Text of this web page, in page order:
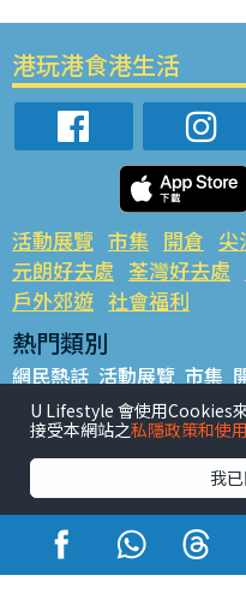
港玩港食港生活
活動展覽 市集 開倉 尖
元朗好去處 荃灣好去處
戶外郊遊 社會福利
熱門類別
網民熱話 活動展覽 市集
銅鑼灣好去處 元朗好去處
餐廳情報 戶外郊遊
熱門標籤
#UGO搵好去處 #人氣活動
#親子玩樂好去處
#UJetso禮物放送
U Lifestyle 會使用Cookies
接受本網站之私隱政策和使
我